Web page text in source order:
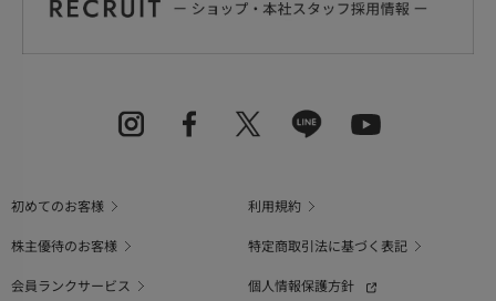
初めてのお客様
利用規約
株主優待のお客様
特定商取引法に基づく表記
会員ランクサービス
個人情報保護方針